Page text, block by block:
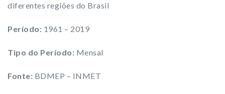
diferentes regiões do Brasil
Período: 1961 – 2019
Tipo do Período: Mensal
Fonte: BDMEP – INMET